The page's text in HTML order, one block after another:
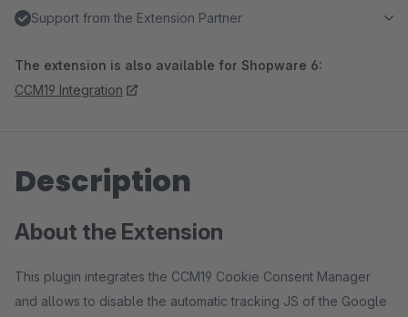
Support from the Extension Partner
The extension is also available for Shopware 6:
CCM19 Integration
Description
About the Extension
This plugin integrates the CCM19 Cookie Consent Manager
and allows to disable the automatic tracking JS of the Google